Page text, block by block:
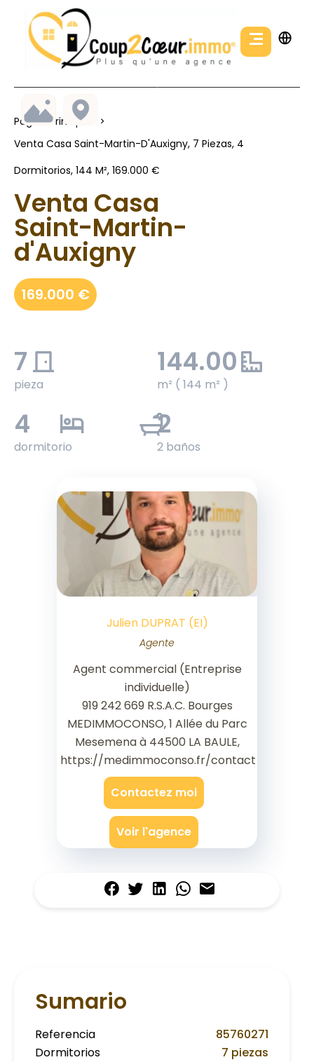
Página Principal
Venta Casa Saint-Martin-D'Auxigny, 7 Piezas, 4
Dormitorios, 144 M², 169.000 €
Venta Casa
Saint-Martin-
d'Auxigny
169.000 €
7
pieza
144.00
m² ( 144 m² )
4
dormitorio
2
2 baños
Julien DUPRAT (EI)
Agente
Agent commercial (Entreprise
individuelle)
919 242 669 R.S.A.C. Bourges
MEDIMMOCONSO, 1 Allée du Parc
Mesemena à 44500 LA BAULE,
https://medimmoconso.fr/contact
Contactez moi
Voir l'agence
Sumario
Referencia
85760271
Dormitorios
7 piezas